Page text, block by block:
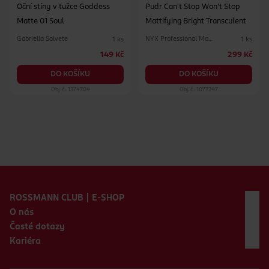
Oční stíny v tužce Goddess
Matte 01 Soul
Gabriella Salvete 1 ks
149 Kč
DO KOŠÍKU
Obj. č.: 1374704
Pudr Can't Stop Won't Stop
Mattifying Bright Transculent
NYX Professional Makeup 1 ks
299 Kč
DO KOŠÍKU
Obj. č.: 1077247
ROSSMANN CLUB | E-SHOP
O nás
Časté dotazy
Kariéra